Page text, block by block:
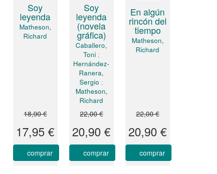
Soy
leyenda
Matheson,
Richard
18,90 €
17,95 €
comprar
Soy
leyenda
(novela
gráfica)
Caballero,
Toni;
Hernández-
Ranera,
Sergio ;
Matheson,
Richard
22,00 €
20,90 €
comprar
En algún
rincón del
tiempo
Matheson,
Richard
22,00 €
20,90 €
comprar